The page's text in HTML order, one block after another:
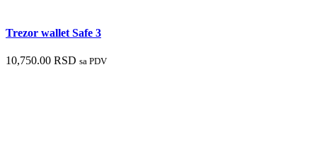
Trezor wallet Safe 3
10,750.00 RSD sa PDV